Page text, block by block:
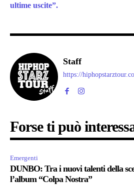
ultime uscite”.
Staff
https://
Forse ti può
Emergenti
DUNBO: Tra i nuovi talenti della
l’album “Colpa Nostra”